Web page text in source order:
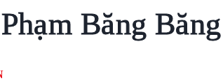
Băng Băng